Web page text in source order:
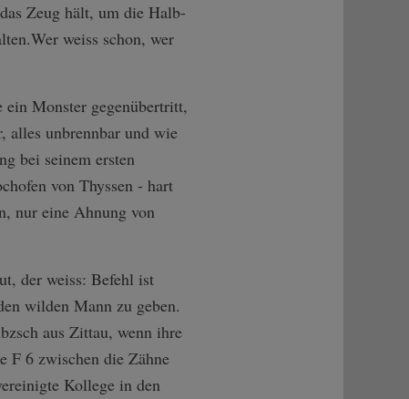
Zeug hält, um die Halb-
weiss schon, wer
Monster gegenübertritt,
alles unbrennbar und wie
bei seinem ersten
von Thyssen - hart
nur eine Ahnung von
der weiss: Befehl ist
wilden Mann zu geben.
aus Zittau, wenn ihre
F 6 zwischen die Zähne
Kollege in den